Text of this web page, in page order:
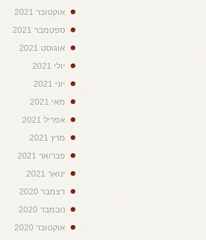
אוקטובר 2021
ספטמבר 2021
אוגוסט 2021
יולי 2021
יוני 2021
מאי 2021
אפריל 2021
מרץ 2021
פברואר 2021
ינואר 2021
דצמבר 2020
נובמבר 2020
אוקטובר 2020